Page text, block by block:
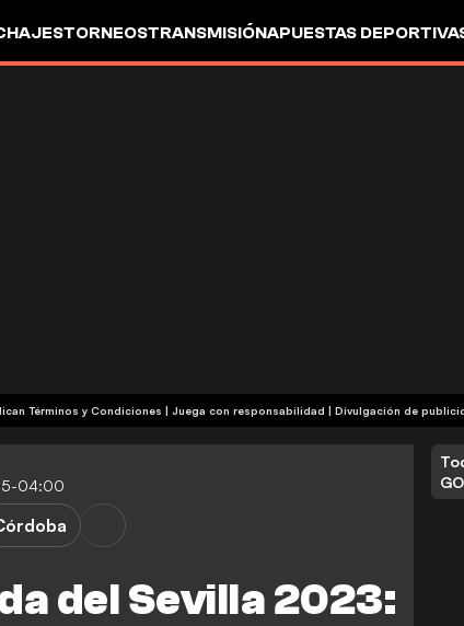
TORNEOSTRANSMISIÓNAPUESTAS
| Publicidad | Aplican Términos y Condiciones | Juega con responsabilidad | Divulgación de
04:00
del Sevilla 2023: